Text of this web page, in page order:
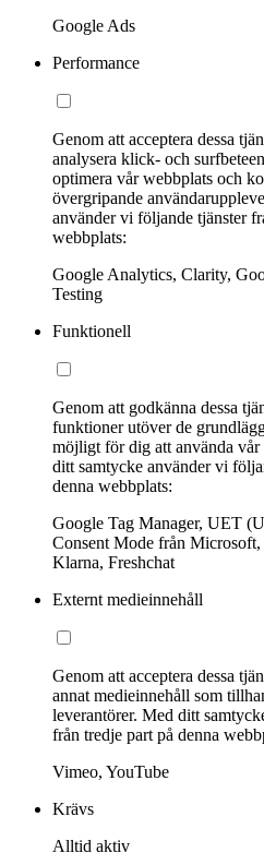
Google Ads
Performance
Genom att acceptera dessa
analysera klick- och
optimera vår webbplats och
övergripande
använder vi följande tjänster
webbplats:
Google Analytics, Clarity,
Testing
Funktionell
Genom att godkänna dessa
funktioner utöver de
möjligt för dig att använda
ditt samtycke använder vi
denna webbplats:
Google Tag Manager, UET
Consent Mode från
Klarna, Freshchat
Externt medieinnehåll
Genom att acceptera dessa
annat medieinnehåll som
leverantörer. Med ditt
från tredje part på denna
Vimeo, YouTube
Krävs
Alltid aktiv